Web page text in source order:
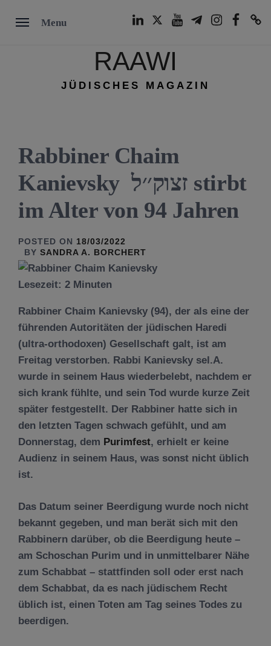
Menu
RAAWI
JÜDISCHES MAGAZIN
Rabbiner Chaim
Kanievsky זצוק׳׳ל stirbt
im Alter von 94 Jahren
POSTED ON 18/03/2022
BY SANDRA A. BORCHERT
Lesezeit: 2 Minuten
Rabbiner Chaim Kanievsky (94), der als eine der
führenden Autoritäten der jüdischen Haredi
(ultra-orthodoxen) Gesellschaft galt, ist am
Freitag verstorben. Rabbi Kanievsky sel.A.
wurde in seinem Haus wiederbelebt, nachdem er
sich krank fühlte, und sein Tod wurde kurze Zeit
später festgestellt. Der Rabbiner hatte sich in
den letzten Tagen schwach gefühlt, und am
Donnerstag, dem Purimfest, erhielt er keine
Audienz in seinem Haus, was sonst nicht üblich
ist.
Das Datum seiner Beerdigung wurde noch nicht
bekannt gegeben, und man berät sich mit den
Rabbinern darüber, ob die Beerdigung heute –
am Schoschan Purim und in unmittelbarer Nähe
zum Schabbat – stattfinden soll oder erst nach
dem Schabbat, da es nach jüdischem Recht
üblich ist, einen Toten am Tag seines Todes zu
beerdigen.